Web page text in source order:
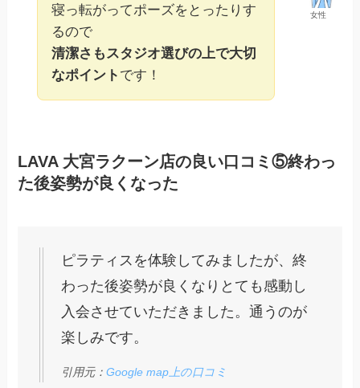
女性
寝っ転がってポーズをとったりす
るので
清潔さもスタジオ選びの上で大切
なポイント です！
LAVA 大宮ラクーン店の良い口コミ⑤終わっ
た後姿勢が良くなった
ピラティスを体験してみましたが、終
わった後姿勢が良くなりとても感動し
入会させていただきました。通うのが
楽しみです。
引用元：Google map上の口コミ